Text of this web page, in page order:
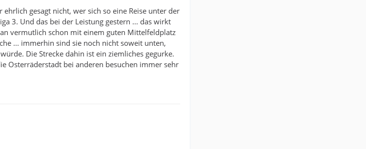
gesagt nicht, wer sich so eine Reise unter der
3. Und das bei der Leistung gestern ... das wirkt
vermutlich schon mit einem guten Mittelfeldplatz
... immerhin sind sie noch nicht soweit unten,
Die Strecke dahin ist ein ziemliches gegurke.
Osterräderstadt bei anderen besuchen immer sehr